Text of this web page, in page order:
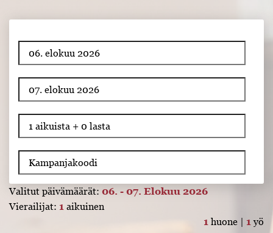
Valitut päivämäärät: 06. - 07. Elokuu 2026
Vierailijat: 1 aikuinen
1 huone | 1 yö